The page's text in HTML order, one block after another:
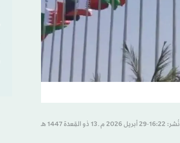
نُشر: 16:22-29 أبريل 2026 م ـ 13 ذو القِعدة 1447 هـ